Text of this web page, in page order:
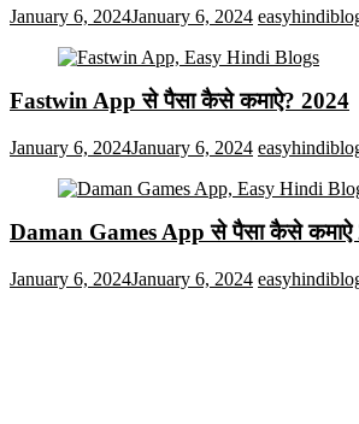
January 6, 2024January 6, 2024
Fastwin App से पैसा कैसे कमाऐ? 2024
January 6, 2024January 6, 2024
Daman Games App से पैसा कैसे कमाऐ
January 6, 2024January 6, 2024